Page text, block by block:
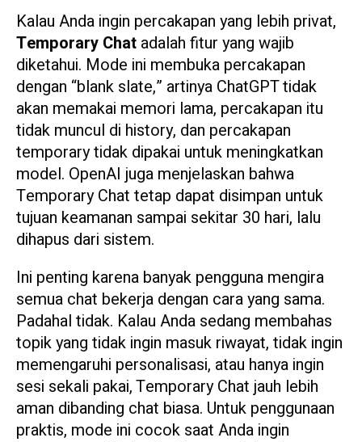
Kalau Anda ingin percakapan yang lebih privat,
Temporary Chat adalah fitur yang wajib
diketahui. Mode ini membuka percakapan
dengan “blank slate,” artinya ChatGPT tidak
akan memakai memori lama, percakapan itu
tidak muncul di history, dan percakapan
temporary tidak dipakai untuk meningkatkan
model. OpenAI juga menjelaskan bahwa
Temporary Chat tetap dapat disimpan untuk
tujuan keamanan sampai sekitar 30 hari, lalu
dihapus dari sistem.
Ini penting karena banyak pengguna mengira
semua chat bekerja dengan cara yang sama.
Padahal tidak. Kalau Anda sedang membahas
topik yang tidak ingin masuk riwayat, tidak ingin
memengaruhi personalisasi, atau hanya ingin
sesi sekali pakai, Temporary Chat jauh lebih
aman dibanding chat biasa. Untuk penggunaan
praktis, mode ini cocok saat Anda ingin